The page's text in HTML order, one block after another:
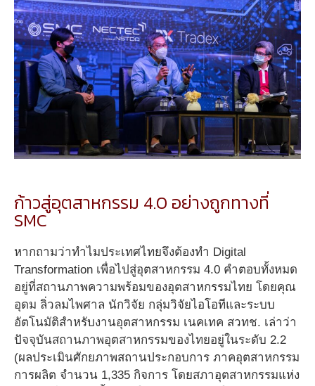
ก้าวสู่อุตสาหกรรม 4.0 อย่างถูกทางที่
SMC
หากถามว่าทำไมประเทศไทยจึงต้องทำ Digital
Transformation เพื่อไปสู่อุตสาหกรรม 4.0 คำตอบทั้งหมด
อยู่ที่สถานภาพความพร้อมของอุตสาหกรรมไทย โดยคุณ
อุดม ลิ่วลมไพศาล นักวิจัย กลุ่มวิจัยไอโอทีและระบบ
อัตโนมัติสำหรับงานอุตสาหกรรม เนคเทค สวทช. เล่าว่า
ปัจจุบันสถานภาพอุตสาหกรรมของไทยอยู่ในระดับ 2.2
(ผลประเมินศักยภาพสถานประกอบการ ภาคอุตสาหกรรม
การผลิต จำนวน 1,335 กิจการ โดยสภาอุตสาหกรรมแห่ง